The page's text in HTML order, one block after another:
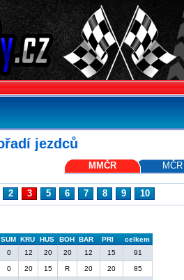
jezdců
MMČR MČR
2 3 5 6 7 8 9 10
SUM KRU HUS BOH BAR PRI
celkem
0 12 20 20 12 15 91
0 20 15 R 20 20 85